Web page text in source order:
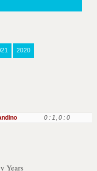
2020
0 : 1, 0 : 0
Years